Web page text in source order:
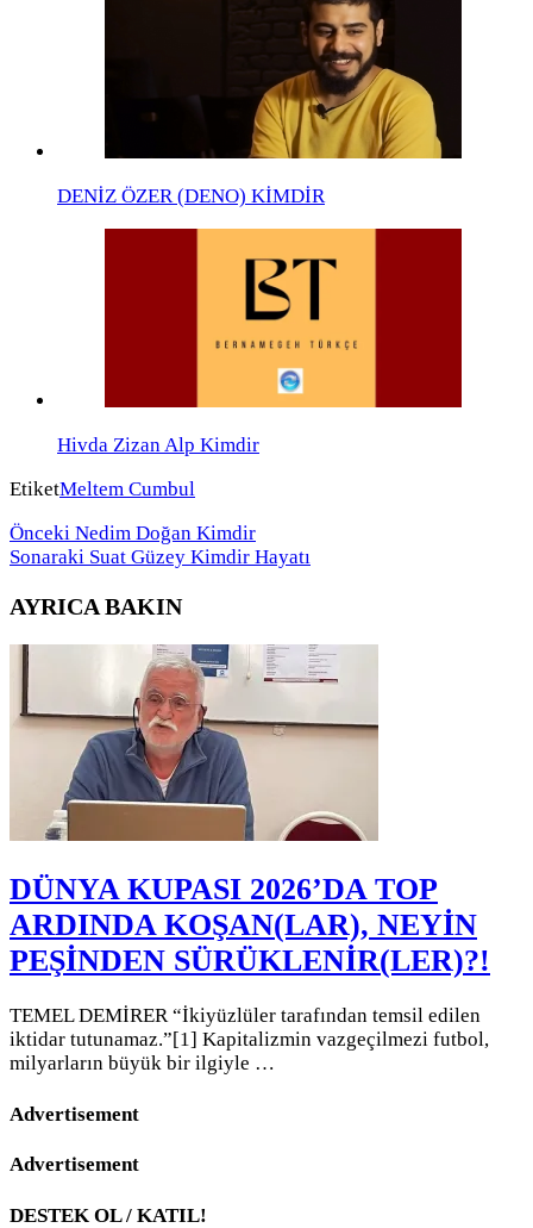
DENİZ ÖZER (DENO) KİMDİR
Hivda Zizan Alp Kimdir
EtiketMeltem Cumbul
Önceki Nedim Doğan Kimdir
Sonaraki Suat Güzey Kimdir Hayatı
AYRICA BAKIN
DÜNYA KUPASI 2026’DA TOP
ARDINDA KOŞAN(LAR), NEYİN
PEŞİNDEN SÜRÜKLENİR(LER)?!
TEMEL DEMİRER “İkiyüzlüler tarafından temsil edilen
iktidar tutunamaz.”[1] Kapitalizmin vazgeçilmezi futbol,
milyarların büyük bir ilgiyle …
Advertisement
Advertisement
DESTEK OL / KATIL!